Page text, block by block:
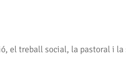
el treball social, la pastoral i